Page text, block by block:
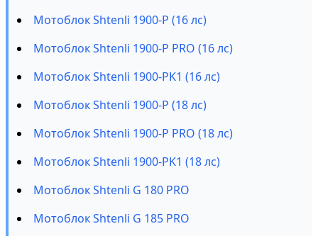
Мотоблок Shtenli 1900-P (16 лс)
Мотоблок Shtenli 1900-P PRO (16 лс)
Мотоблок Shtenli 1900-PK1 (16 лс)
Мотоблок Shtenli 1900-P (18 лс)
Мотоблок Shtenli 1900-P PRO (18 лс)
Мотоблок Shtenli 1900-PK1 (18 лс)
Мотоблок Shtenli G 180 PRO
Мотоблок Shtenli G 185 PRO